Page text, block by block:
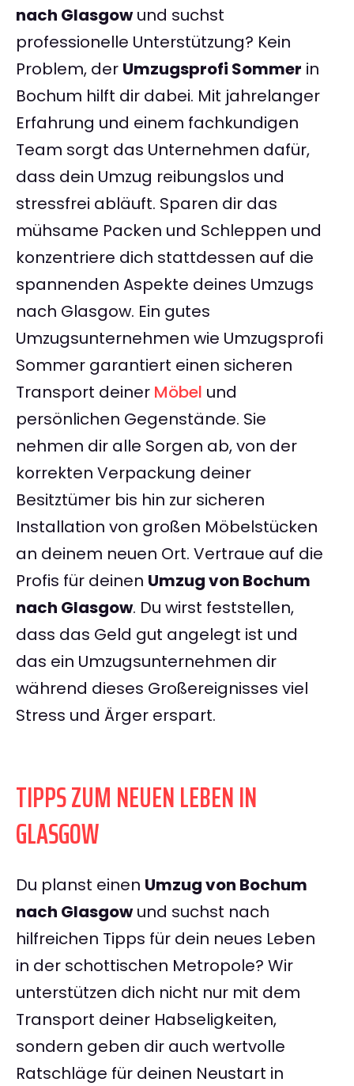
nach Glasgowund suchst
professionelle Unterstützung? Kein
Problem, der Umzugsprofi Sommer in
Bochum hilft dir dabei. Mit jahrelanger
Erfahrung und einem fachkundigen
Team sorgt das Unternehmen dafür,
dass dein Umzug reibungslos und
stressfrei abläuft. Sparen dir das
mühsame Packen und Schleppen und
konzentriere dich stattdessen auf die
spannenden Aspekte deines Umzugs
nach Glasgow. Ein gutes
Umzugsunternehmen wie Umzugsprofi
Sommer garantiert einen sicheren
Transport deiner Möbel und
persönlichen Gegenstände. Sie
nehmen dir alle Sorgen ab, von der
korrekten Verpackung deiner
Besitztümer bis hin zur sicheren
Installation von großen Möbelstücken
an deinem neuen Ort. Vertraue auf die
Profis für deinen Umzug von Bochum
nach Glasgow. Du wirst feststellen,
dass das Geld gut angelegt ist und
das ein Umzugsunternehmen dir
während dieses Großereignisses viel
Stress und Ärger erspart.
TIPPS ZUM NEUEN LEBEN IN
GLASGOW
Du planst einen Umzug von Bochum
nach Glasgowund suchst nach
hilfreichen Tipps für dein neues Leben
in der schottischen Metropole? Wir
unterstützen dich nicht nur mit dem
Transport deiner Habseligkeiten,
sondern geben dir auch wertvolle
Ratschläge für deinen Neustart in